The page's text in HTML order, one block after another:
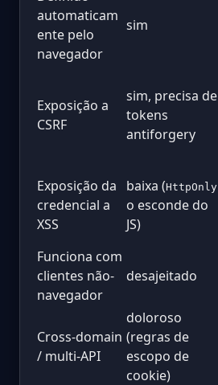
automaticam
ente pelo
navegador
sim
Exposição a
CSRF
sim, precisa de
tokens
antiforgery
Exposição da
credencial a
XSS
baixa (HttpOnly
o esconde do
JS)
Funciona com
clientes não-
navegador
desajeitado
Cross-domain
/ multi-API
doloroso
(regras de
escopo de
cookie)